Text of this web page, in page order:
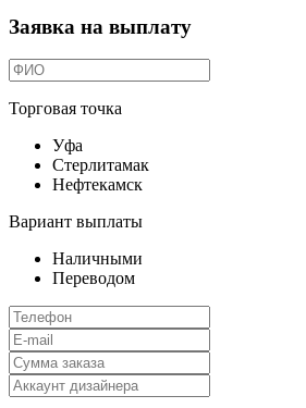
Заявка на выплату
Торговая точка
Уфа
Стерлитамак
Нефтекамск
Вариант выплаты
Наличными
Переводом